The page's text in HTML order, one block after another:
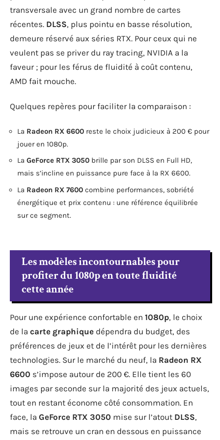
transversale avec un grand nombre de cartes
récentes. DLSS, plus pointu en basse résolution,
demeure réservé aux séries RTX. Pour ceux qui ne
veulent pas se priver du ray tracing, NVIDIA a la
faveur ; pour les férus de fluidité à coût contenu,
AMD fait mouche.
Quelques repères pour faciliter la comparaison :
La Radeon RX 6600 reste le choix judicieux à 200 € pour
jouer en 1080p.
La GeForce RTX 3050 brille par son DLSS en Full HD,
mais s’incline en puissance pure face à la RX 6600.
La Radeon RX 7600 combine performances, sobriété
énergétique et prix contenu : une référence équilibrée
sur ce segment.
Les modèles incontournables pour
profiter du 1080p en toute fluidité
cette année
Pour une expérience confortable en 1080p, le choix
de la carte graphique dépendra du budget, des
préférences de jeux et de l’intérêt pour les dernières
technologies. Sur le marché du neuf, la Radeon RX
6600 s’impose autour de 200 €. Elle tient les 60
images par seconde sur la majorité des jeux actuels,
tout en restant économe côté consommation. En
face, la GeForce RTX 3050 mise sur l’atout DLSS,
mais se retrouve un cran en dessous en puissance